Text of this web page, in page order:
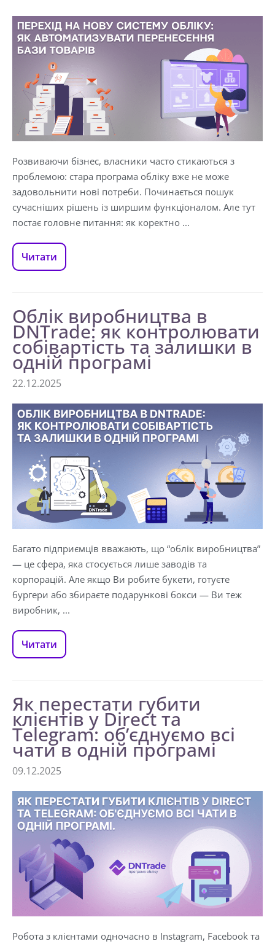
Розвиваючи бізнес, власники часто стикаються з
проблемою: стара програма обліку вже не може
задовольнити нові потреби. Починається пошук
сучасніших рішень із ширшим функціоналом. Але тут
постає головне питання: як коректно ...
Читати
Облік виробництва в
DNTrade: як контролювати
собівартість та залишки в
одній програмі
22.12.2025
Багато підприємців вважають, що “облік виробництва”
— це сфера, яка стосується лише заводів та
корпорацій. Але якщо Ви робите букети, готуєте
бургери або збираєте подарункові бокси — Ви теж
виробник, ...
Читати
Як перестати губити
клієнтів у Direct та
Telegram: об’єднуємо всі
чати в одній програмі
09.12.2025
Робота з клієнтами одночасно в Instagram, Facebook та